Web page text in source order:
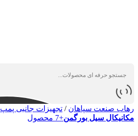
رهاب صنعت سپاهان / تجهیزات جانبی پمپ
مکانیکال سیل بورگمن+7 محصول